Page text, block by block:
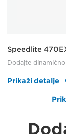
Speedlite
Dodajte
Prikaži detalje